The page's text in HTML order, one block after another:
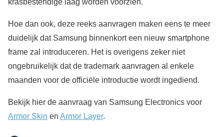
Hoe dan ook, deze reeks aanvragen maken eens te meer
duidelijk dat Samsung binnenkort een nieuw smartphone
frame zal introduceren. Het is overigens zeker niet
ongebruikelijk dat de trademark aanvragen al enkele
maanden voor de officiële introductie wordt ingediend.
Bekijk hier de aanvraag van Samsung Electronics voor
Armor Skin en Armor Layer.